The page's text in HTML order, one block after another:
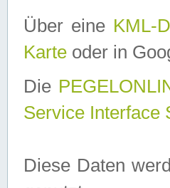
Über eine KML-
Karte oder in
Die
Service Interface
Diese Daten